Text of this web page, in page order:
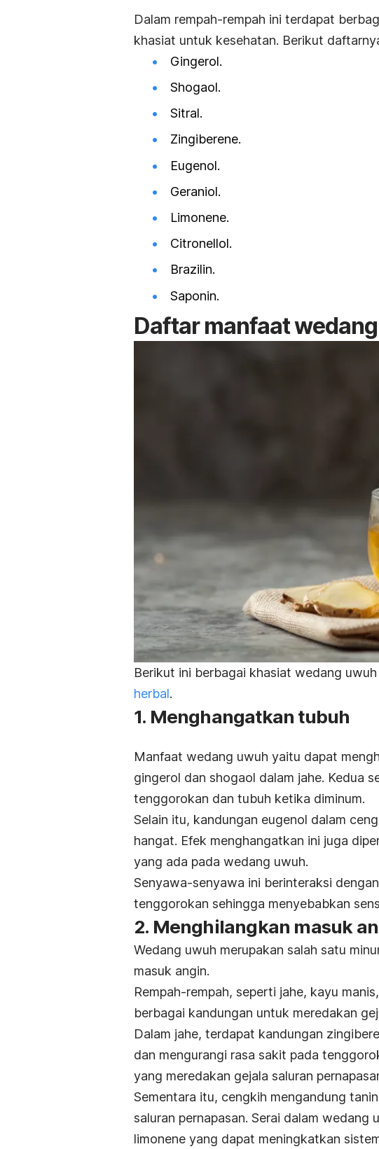
Dalam rempah-rempah ini terdapat
khasiat untuk kesehatan. Berikut
Gingerol.
Shogaol.
Sitral.
Zingiberene.
Eugenol.
Geraniol.
Limonene.
Citronellol.
Brazilin.
Saponin.
Daftar manfaat
Berikut ini berbagai khasiat wedang
herbal.
1. Menghangatkan tubuh
Manfaat wedang uwuh yaitu dapat
gingerol dan shogaol dalam jahe. Kedua
tenggorokan dan tubuh ketika diminum.
Selain itu, kandungan eugenol dalam
hangat. Efek menghangatkan ini juga
yang ada pada wedang uwuh.
Senyawa-senyawa ini berinteraksi
tenggorokan sehingga menyebabkan
2. Menghilangkan masuk
Wedang uwuh merupakan salah satu
masuk angin.
Rempah-rempah, seperti jahe, kayu
berbagai kandungan untuk meredakan
Dalam jahe, terdapat kandungan
dan mengurangi rasa sakit pada
yang meredakan gejala saluran
Sementara itu, cengkih mengandung
saluran pernapasan. Serai dalam wedang
limonene yang dapat meningkatkan